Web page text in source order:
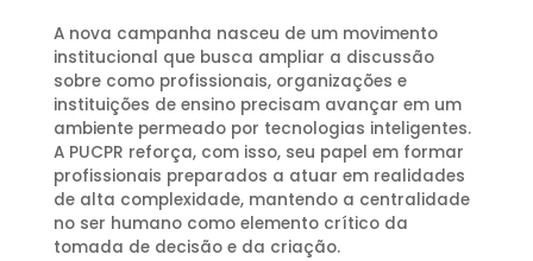
A nova campanha nasceu de um movimento
institucional que busca ampliar a discussão
sobre como profissionais, organizações e
instituições de ensino precisam avançar em um
ambiente permeado por tecnologias inteligentes.
A PUCPR reforça, com isso, seu papel em formar
profissionais preparados a atuar em realidades
de alta complexidade, mantendo a centralidade
no ser humano como elemento crítico da
tomada de decisão e da criação.